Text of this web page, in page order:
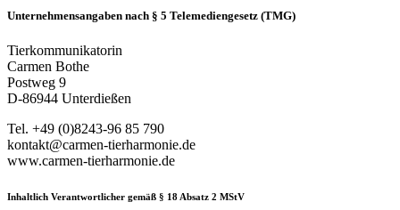
Unternehmensangaben nach § 5 Telemediengesetz (TMG)
Tierkommunikatorin
Carmen Bothe
Postweg 9
D-86944 Unterdießen
Tel. +49 (0)8243-96 85 790
kontakt@carmen-tierharmonie.de
www.carmen-tierharmonie.de
Inhaltlich Verantwortlicher gemäß § 18 Absatz 2 MStV